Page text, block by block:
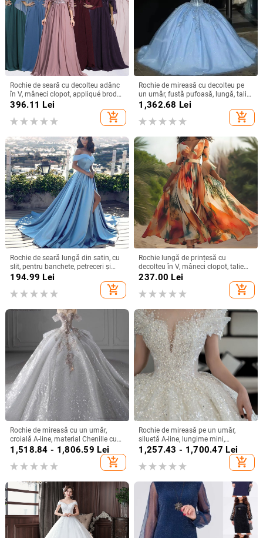
Rochie de seară cu decolteu adânc
în V, mâneci clopot, appliqué brodat
cu paiete, croială lungă A-line
396.11 Lei
add_shopping_cart
Rochie de mireasă cu decolteu pe
un umăr, fustă pufoasă, lungă, talie
înaltă, material poliester
1,362.68 Lei
add_shopping_cart
Rochie de seară lungă din satin, cu
slit, pentru banchete, petreceri și
evenimente formale
194.99 Lei
add_shopping_cart
Rochie lungă de prințesă cu
decolteu în V, mâneci clopot, talie
înaltă, imprimeu geometric,
237.00 Lei
add_shopping_cart
Rochie de mireasă cu un umăr,
croială A-line, material Chenille cu
Spandex, talie înaltă
1,518.84 - 1,806.59 Lei
add_shopping_cart
Rochie de mireasă pe un umăr,
siluetă A-line, lungime mini,
țesătură chenille cu spandex,
primăvara 2024
1,257.43 - 1,700.47 Lei
add_shopping_cart